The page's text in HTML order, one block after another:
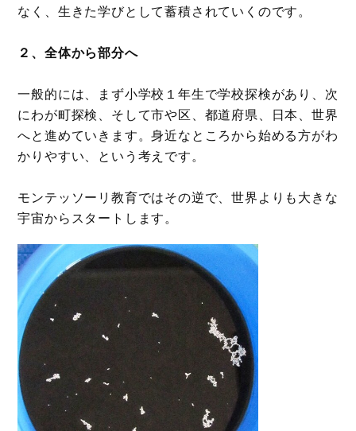
なく、生きた学びとして蓄積されていくのです。
２、全体から部分へ
一般的には、まず小学校１年生で学校探検があり、次
にわが町探検、そして市や区、都道府県、日本、世界
へと進めていきます。身近なところから始める方がわ
かりやすい、という考えです。
モンテッソーリ教育ではその逆で、世界よりも大きな
宇宙からスタートします。